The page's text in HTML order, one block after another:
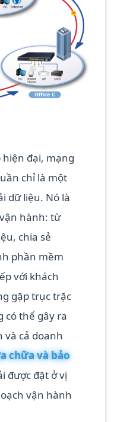
đại, mạng
chỉ là một
dữ liệu. Nó là
hành: từ
chia sẻ
phần mềm
với khách
gặp trục trặc
thể gây ra
và cả doanh
chữa và bảo
được đặt ở vị
vận hành